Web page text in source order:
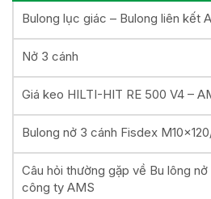
Bulong lục giác – Bulong liên kết
Nở 3 cánh
Giá keo HILTI-HIT RE 500 V4 –
Bulong nở 3 cánh Fisdex
Câu hỏi thường gặp về Bu lông
công ty AMS